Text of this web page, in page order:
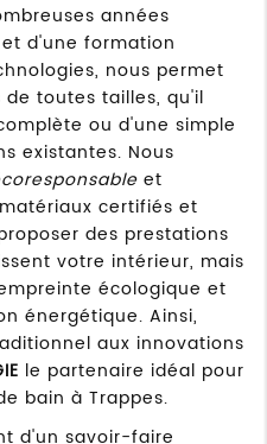
années
d'une formation
nous permet
toutes tailles, qu'il
ou d'une simple
existantes. Nous
et
certifiés et
des prestations
votre intérieur, mais
écologique et
énergétique. Ainsi,
aux innovations
le partenaire idéal pour
bain à Trappes.
d'un savoir-faire